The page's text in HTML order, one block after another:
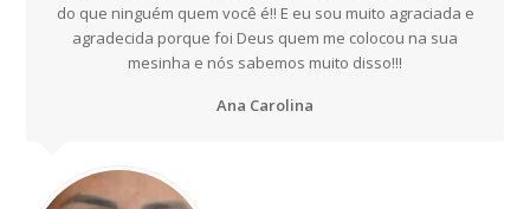
do que ninguém quem você é!! E eu sou muito agraciada e
agradecida porque foi Deus quem me colocou na sua
mesinha e nós sabemos muito disso!!!
Ana Carolina